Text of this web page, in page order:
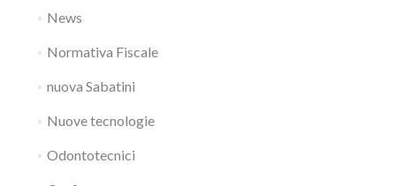
News
Normativa Fiscale
nuova Sabatini
Nuove tecnologie
Odontotecnici